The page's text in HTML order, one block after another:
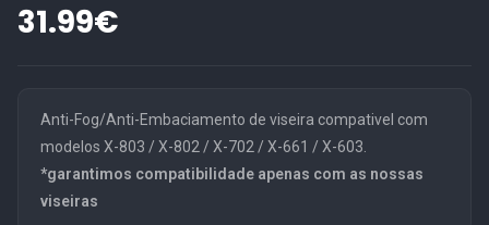
31.99€
Anti-Fog/Anti-Embaciamento de viseira compativel com
modelos X-803 / X-802 / X-702 / X-661 / X-603.
*garantimos compatibilidade apenas com as nossas
viseiras